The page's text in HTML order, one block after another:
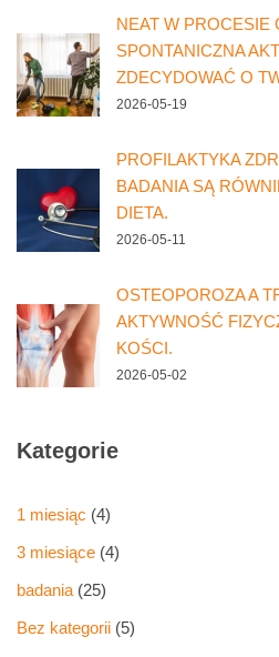
NEAT W PROCESIE
SPONTANICZNA
ZDECYDOWAĆ O
2026-05-19
PROFILAKTYKA
BADANIA SĄ
DIETA.
2026-05-11
OSTEOPOROZA A
AKTYWNOŚĆ
KOŚCI.
2026-05-02
Kategorie
1 miesiąc (4)
3 miesiące (4)
badania (25)
Bez kategorii (5)